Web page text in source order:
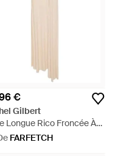
€
Gilbert
Longue Rico Froncée À
- Blanc
FARFETCH